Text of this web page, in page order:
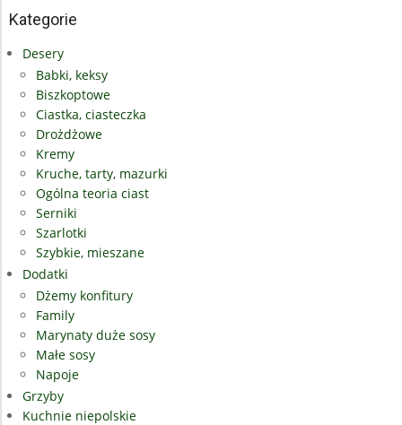
Kategorie
Desery
Babki, keksy
Biszkoptowe
Ciastka, ciasteczka
Drożdżowe
Kremy
Kruche, tarty, mazurki
Ogólna teoria ciast
Serniki
Szarlotki
Szybkie, mieszane
Dodatki
Dżemy konfitury
Family
Marynaty duże sosy
Małe sosy
Napoje
Grzyby
Kuchnie niepolskie